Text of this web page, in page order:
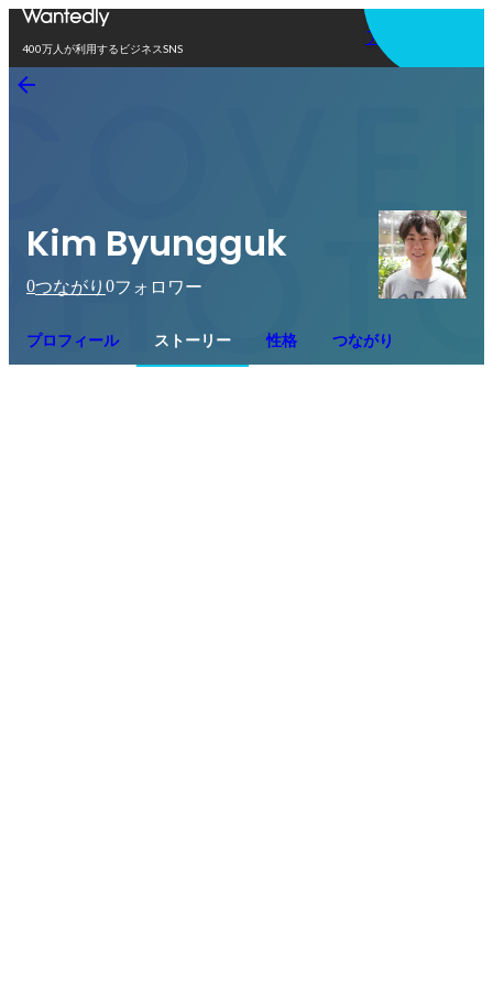
400万人が利用するビジネスSNS
アプリを使う
Kim Byungguk
0つながり 0フォロワー
プロフィール ストーリー 性格 つながり